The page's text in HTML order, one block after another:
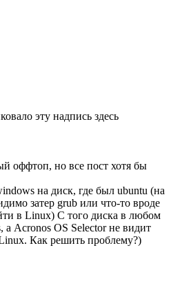
эту надпись здесь
оффтоп, но все пост хотя бы
на диск, где был ubuntu (на
затер grub или что-то вроде
в Linux) С того диска в любом
а Acronos OS Selector не видит
Как решить проблему?)